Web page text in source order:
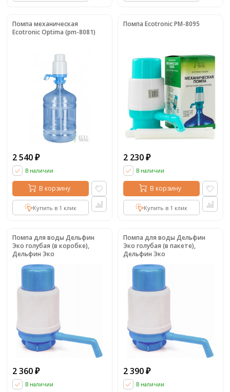
Помпа механическая
Ecotronic Optima (pm-8081)
2 540 ₽
В наличии
В корзину
Купить в 1 клик
Помпа Ecotronic PM-8095
2 230 ₽
В наличии
В корзину
Купить в 1 клик
Помпа для воды Дельфин
Эко голубая (в коробке),
Дельфин Эко
2 360 ₽
В наличии
Помпа для воды Дельфин
Эко голубая (в пакете),
Дельфин Эко
2 390 ₽
В наличии